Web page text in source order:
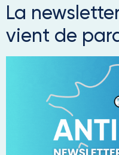
La
vient de